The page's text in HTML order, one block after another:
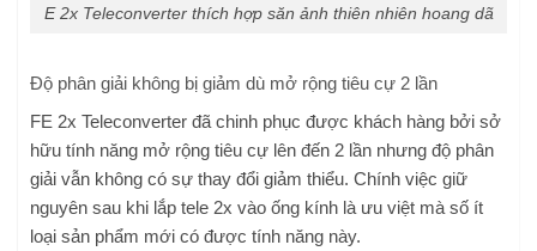
E 2x Teleconverter thích hợp săn ảnh thiên nhiên hoang dã
Độ phân giải không bị giảm dù mở rộng tiêu cự 2 lần
FE 2x Teleconverter đã chinh phục được khách hàng bởi sở
hữu tính năng mở rộng tiêu cự lên đến 2 lần nhưng độ phân
giải vẫn không có sự thay đổi giảm thiểu. Chính việc giữ
nguyên sau khi lắp tele 2x vào ống kính là ưu việt mà số ít
loại sản phẩm mới có được tính năng này.